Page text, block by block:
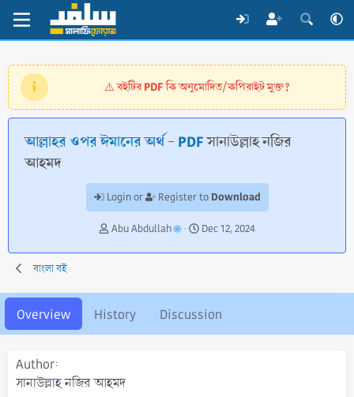
⚠️বইটির PDF কি অনুমোদিত/কপিরাইট মুক্ত?
আল্লাহর ওপর ঈমানের অর্থ - PDFসানাউল্লাহ নজির
আহমদ
Login or Register to Download
A
t
Abu Abdullah
C
e
o
n
Dec 12, 2024
বাংলা বই
Overview History Discussion
Author
সানাউল্লাহ নজির আহমদ